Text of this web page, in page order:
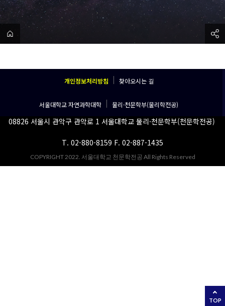
TOP
개인정보처리방침 찾아오시는 길
서울대학교 자연과학대학 물리·천문학부(물리학전공)
08826 서울시 관악구 관악로 1 서울대학교 물리·천문학부(천문학전공)
T. 02-880-8159 F. 02-887-1435
COPYRIGHT 2022. 서울대학교 천문학전공 All Rights Reserved